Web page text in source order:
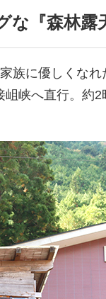
『森林露
族に優しくな
峡へ直行。約